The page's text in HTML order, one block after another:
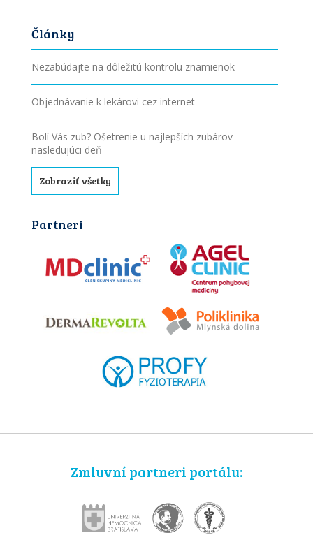
Články
Nezabúdajte na dôležitú kontrolu znamienok
Objednávanie k lekárovi cez internet
Bolí Vás zub? Ošetrenie u najlepších zubárov
nasledujúci deň
Zobraziť všetky
Partneri
Zmluvní partneri portálu: